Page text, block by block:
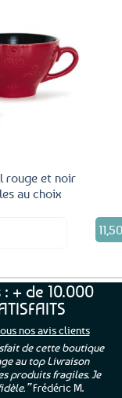
Ajouter
aux
favoris
rouge et noir
au choix
+ de 10.000
nos avis clients
que je
des bons et beaux
à l’écoute :-)”